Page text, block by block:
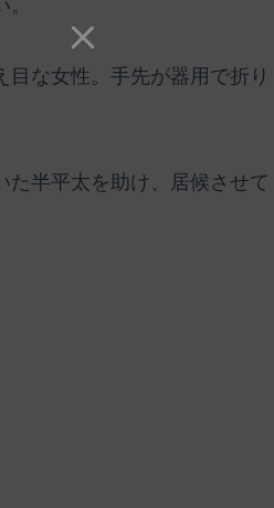
な女性。手先が器用で折り
た半平太を助け、居候させて